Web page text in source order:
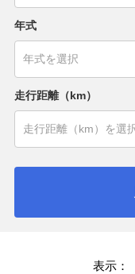
年式
走行距離（km）
表示：